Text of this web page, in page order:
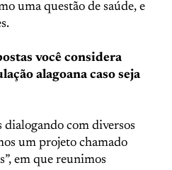
uma questão de saúde, e
você considera
alagoana caso seja
dialogando com diversos
um projeto chamado
em que reunimos